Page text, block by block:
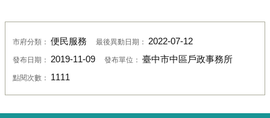
市府分類： 便民服務 最後異動日期： 2022-07-12
發布日期： 2019-11-09 發布單位： 臺中市中區戶政事務所
點閱次數： 1111